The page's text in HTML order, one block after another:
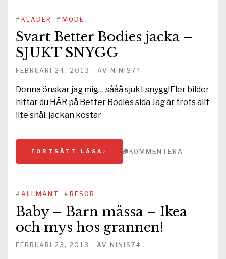
# KLÄDER # MODE
Svart Better Bodies jacka –
SJUKT SNYGG
FEBRUARI 24, 2013 AV NINIS74
Denna önskar jag mig… sååå sjukt snygg!Fler bilder
hittar du HÄR på Better Bodies sida Jag är trots allt
lite snål, jackan kostar
FORTSÄTT LÄSA KOMMENTERA
# ALLMÄNT # RESOR
Baby – Barn mässa – Ikea
och mys hos grannen!
FEBRUARI 23, 2013 AV NINIS74